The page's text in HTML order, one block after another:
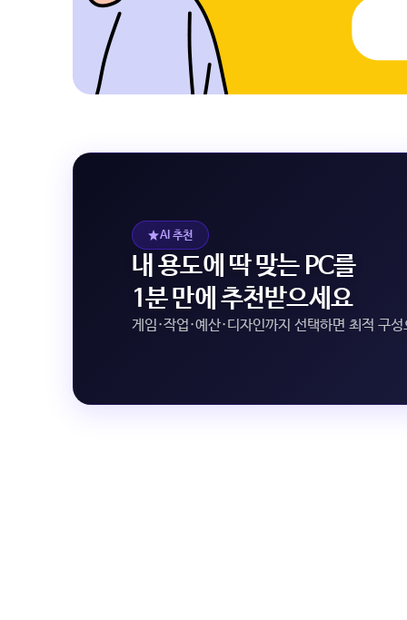
AI 추천
내 용도에 딱 맞는 PC를
1분 만에 추천받으세요
게임·작업·예산·디자인까지 선택하면 최적 구